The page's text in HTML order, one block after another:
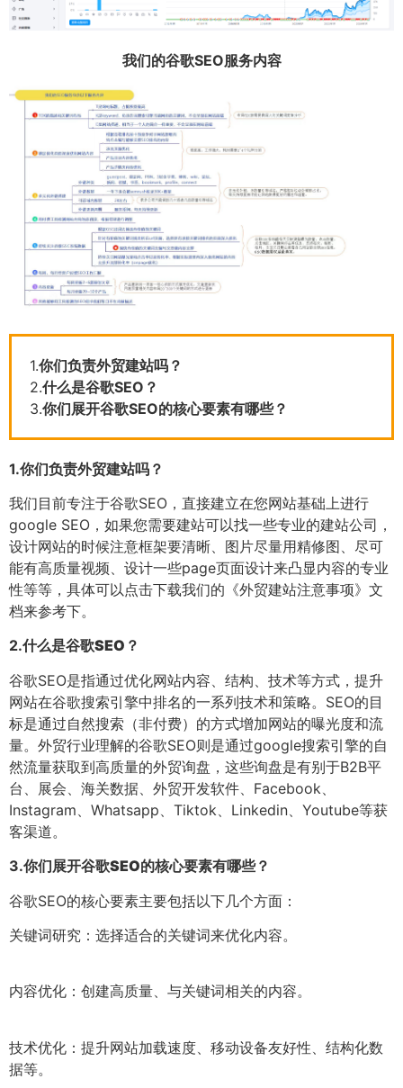
我们的谷歌SEO服务内容
1.你们负责外贸建站吗？
2.什么是谷歌SEO？
3.你们展开谷歌SEO的核心要素有哪些？
1.你们负责外贸建站吗？
我们目前专注于谷歌SEO，直接建立在您网站基础上进行
google SEO，如果您需要建站可以找一些专业的建站公司，
设计网站的时候注意框架要清晰、图片尽量用精修图、尽可
能有高质量视频、设计一些page页面设计来凸显内容的专业
性等等，具体可以点击下载我们的《外贸建站注意事项》文
档来参考下。
2.什么是谷歌SEO？
谷歌SEO是指通过优化网站内容、结构、技术等方式，提升
网站在谷歌搜索引擎中排名的一系列技术和策略。SEO的目
标是通过自然搜索（非付费）的方式增加网站的曝光度和流
量。外贸行业理解的谷歌SEO则是通过google搜索引擎的自
然流量获取到高质量的外贸询盘，这些询盘是有别于B2B平
台、展会、海关数据、外贸开发软件、Facebook、
Instagram、Whatsapp、Tiktok、Linkedin、Youtube等获
客渠道。
3.你们展开谷歌SEO的核心要素有哪些？
谷歌SEO的核心要素主要包括以下几个方面：
关键词研究：选择适合的关键词来优化内容。
内容优化：创建高质量、与关键词相关的内容。
技术优化：提升网站加载速度、移动设备友好性、结构化数
据等。